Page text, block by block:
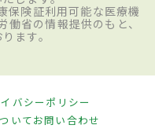
保険証利用可能な医療機
省の情報提供のもと、
ます。
バシーポリシー
いてお問い合わせ